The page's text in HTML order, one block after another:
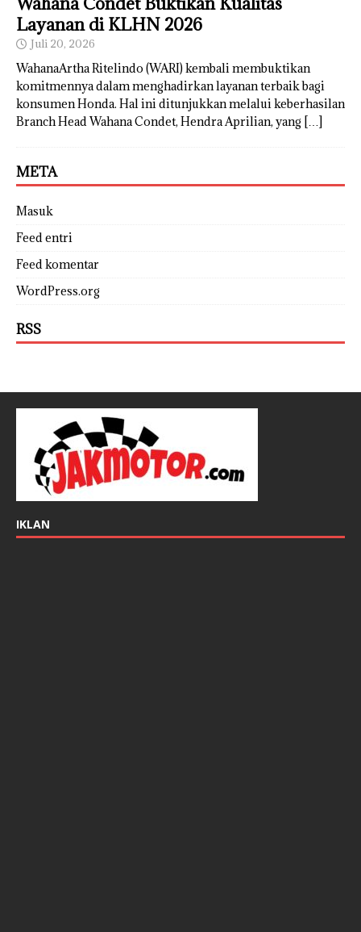
Layanan di KLHN 2026
Juli 20, 2026
WahanaArtha Ritelindo (WARI) kembali membuktikan
komitmennya dalam menghadirkan layanan terbaik bagi
konsumen Honda. Hal ini ditunjukkan melalui keberhasilan
Branch Head Wahana Condet, Hendra Aprilian, yang […]
META
Masuk
Feed entri
Feed komentar
WordPress.org
RSS
IKLAN